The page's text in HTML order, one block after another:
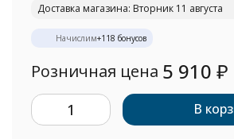
Доставка магазина: Вторник 11 августа
Начислим+118 бонусов
Розничная цена 5 910 ₽
В